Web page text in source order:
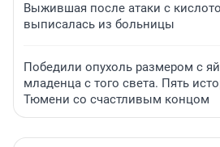
Выжившая после атаки с
выписалась из больницы
Победили опухоль размером с
младенца с того света. Пять
Тюмени со счастливым концом